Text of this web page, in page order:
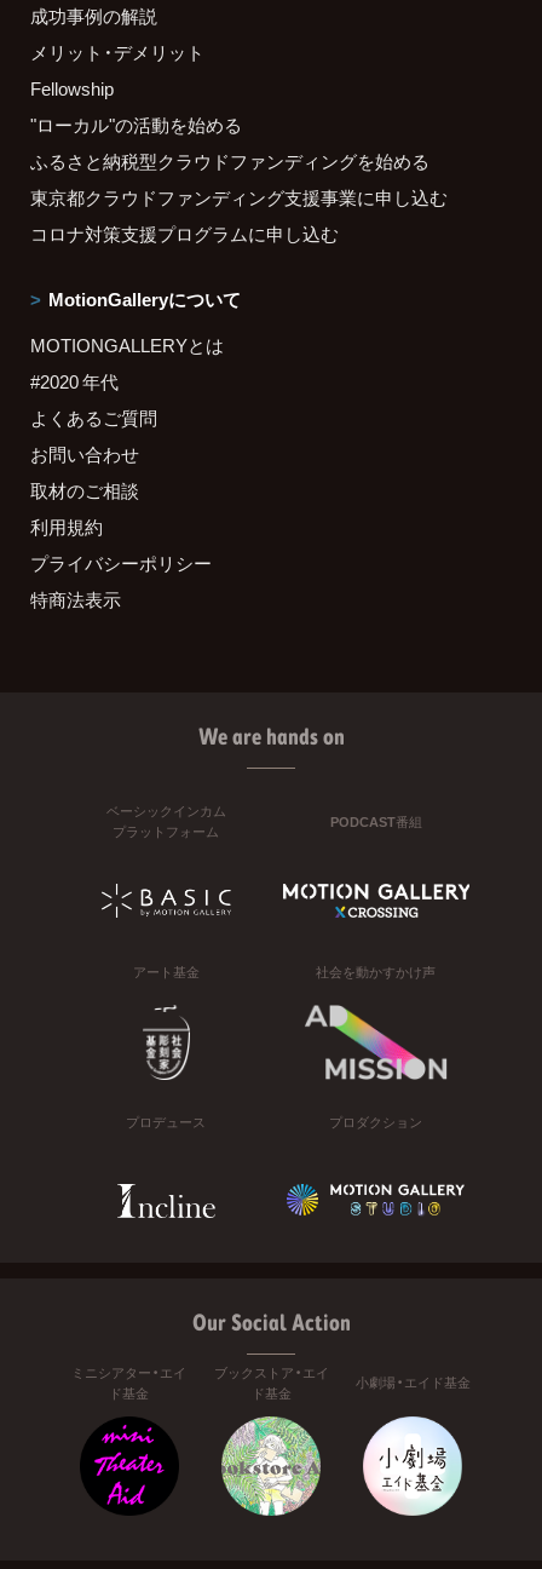
成功事例の解説
メリット・デメリット
Fellowship
"ローカル"の活動を始める
ふるさと納税型クラウドファンディングを始める
東京都クラウドファンディング支援事業に申し込む
コロナ対策支援プログラムに申し込む
MotionGalleryについて
MOTIONGALLERYとは
#2020 年代
よくあるご質問
お問い合わせ
取材のご相談
利用規約
プライバシーポリシー
特商法表示
We are hands on
ベーシックインカム
プラットフォーム
PODCAST番組
アート基金 社会を動かすかけ声
プロデュース プロダクション
Our Social Action
ミニシアター・エイ
ド基金
ブックストア・エイ
ド基金
小劇場・エイド基金